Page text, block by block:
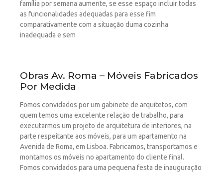
família por semana aumente, se esse espaço incluir todas
as funcionalidades adequadas para esse fim
comparativamente com a situação duma cozinha
inadequada e sem
Obras Av. Roma – Móveis Fabricados
Por Medida
Fomos convidados por um gabinete de arquitetos, com
quem temos uma excelente relação de trabalho, para
executarmos um projeto de arquitetura de interiores, na
parte respeitante aos móveis, para um apartamento na
Avenida de Roma, em Lisboa. Fabricamos, transportamos e
montamos os móveis no apartamento do cliente final.
Fomos convidados para uma pequena festa de inauguração